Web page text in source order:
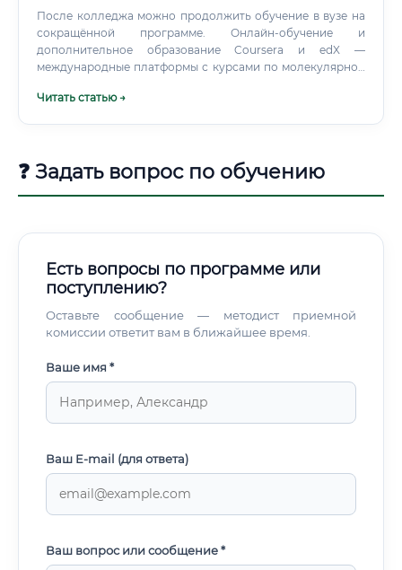
После колледжа можно продолжить обучение в вузе на
сокращённой программе. Онлайн-обучение и
дополнительное образование Coursera и edX —
международные платформы с курсами по молекулярной
университетов мира (MIT, Johns Hopkins, Duke) Stepik —
университетов страны Онлайн-курсы не заменят
университетского диплома, но отлично дополнят его,
геномными базами данных.
Читать статью →
❓ Задать вопрос по обучению
Есть вопросы по программе или
поступлению?
Оставьте сообщение — методист приемной
комиссии ответит вам в ближайшее время.
Ваше имя *
Ваш E-mail (для ответа)
Ваш вопрос или сообщение *